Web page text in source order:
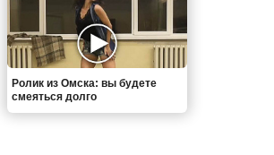
Ролик из Омска: вы будете
смеяться долго